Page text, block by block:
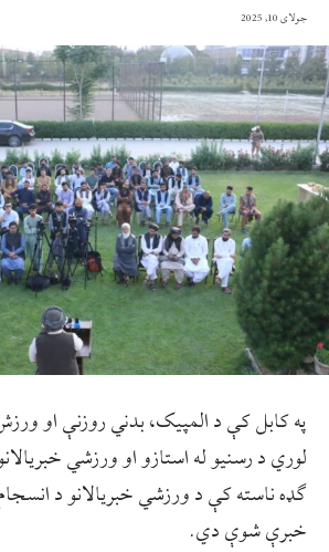
جولای 10, 2025
په کابل کې د المپیک، بدني روزنې او
لوري د رسنیو له استازو او ورزشي
ګډه ناسته کې د ورزشي خبریالانو د
خبرې شوې دي.